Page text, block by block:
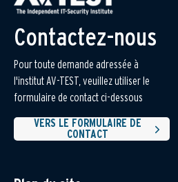
Contactez-nous
Pour toute demande adressée à
l'institut AV-TEST, veuillez utiliser le
formulaire de contact ci-dessous
VERS LE FORMULAIRE DE
CONTACT